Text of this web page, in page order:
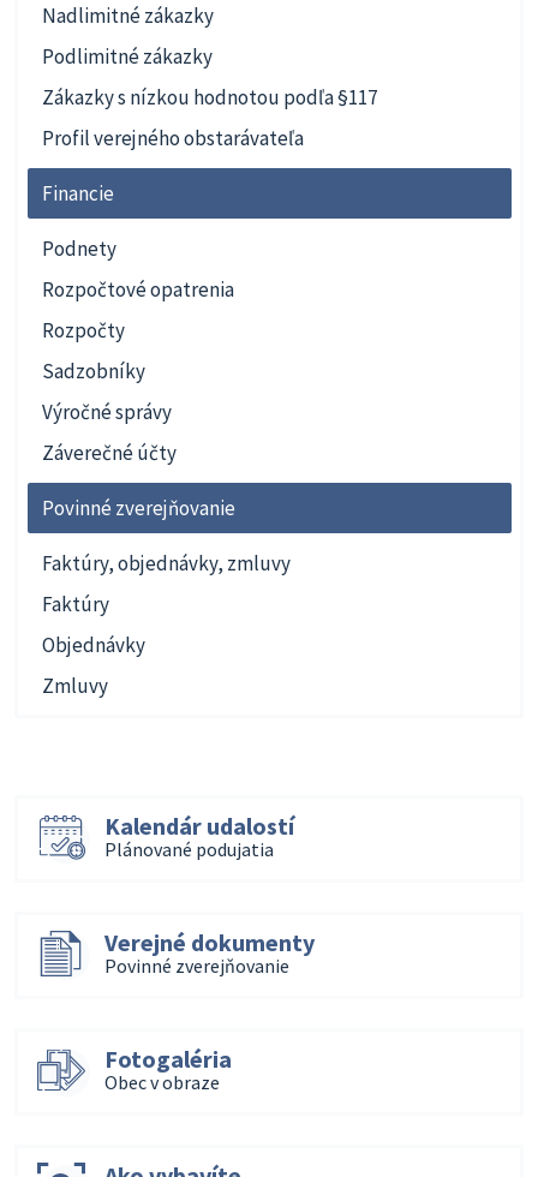
Nadlimitné zákazky
Podlimitné zákazky
Zákazky s nízkou hodnotou podľa §117
Profil verejného obstarávateľa
Financie
Podnety
Rozpočtové opatrenia
Rozpočty
Sadzobníky
Výročné správy
Záverečné účty
Povinné zverejňovanie
Faktúry, objednávky, zmluvy
Faktúry
Objednávky
Zmluvy
Kalendár udalostí
Plánované podujatia
Verejné dokumenty
Povinné zverejňovanie
Fotogaléria
Obec v obraze